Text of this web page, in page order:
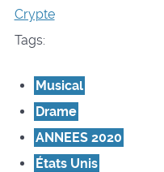
Crypte
Tags:
Musical
Drame
ANNEES 2020
États Unis